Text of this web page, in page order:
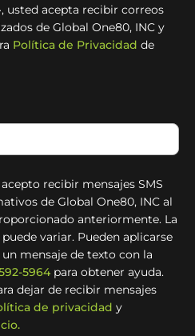
usted acepta recibir correos
de Global One80, INC y
Política de Privacidad de
recibir mensajes SMS
de Global One80, INC al
anteriormente. La
variar. Pueden aplicarse
mensaje de texto con la
5964 para obtener ayuda.
dejar de recibir mensajes
de privacidad y